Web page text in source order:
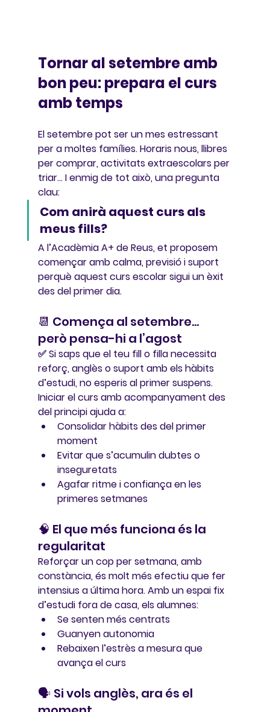
Tornar al setembre amb
bon peu: prepara el curs
amb temps
El setembre pot ser un mes estressant
per a moltes famílies. Horaris nous, llibres
per comprar, activitats extraescolars per
triar... I enmig de tot això, una pregunta
clau:
Com anirà aquest curs als
meus fills?
A l’Acadèmia A+ de Reus, et proposem
començar amb calma, previsió i suport
perquè aquest curs escolar sigui un èxit
des del primer dia.
📆 Comença al setembre…
però pensa-hi a l’agost
✅ Si saps que el teu fill o filla necessita
reforç, anglès o suport amb els hàbits
d’estudi, no esperis al primer suspens.
Iniciar el curs amb acompanyament des
del principi ajuda a:
Consolidar hàbits des del primer
moment
Evitar que s’acumulin dubtes o
inseguretats
Agafar ritme i confiança en les
primeres setmanes
🧠 El que més funciona és la
regularitat
Reforçar un cop per setmana, amb
constància, és molt més efectiu que fer
intensius a última hora. Amb un espai fix
d’estudi fora de casa, els alumnes:
Se senten més centrats
Guanyen autonomia
Rebaixen l’estrès a mesura que
avança el curs
🗣️ Si vols anglès, ara és el